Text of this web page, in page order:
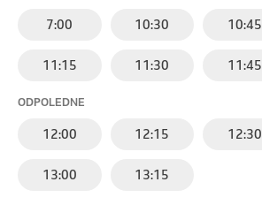
7:00 10:30 10:45
11:15 11:30 11:45
ODPOLEDNE
12:00 12:15 12:30
13:00 13:15